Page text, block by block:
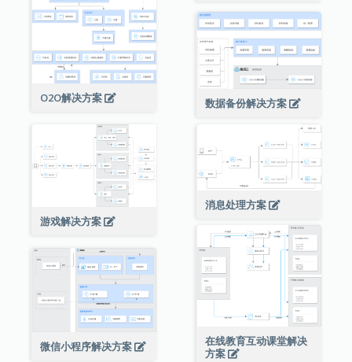
O2O解决方案 数据备份解决方案
游戏解决方案
消息处理方案
在线教育互动课堂解决
方案
微信小程序解决方案